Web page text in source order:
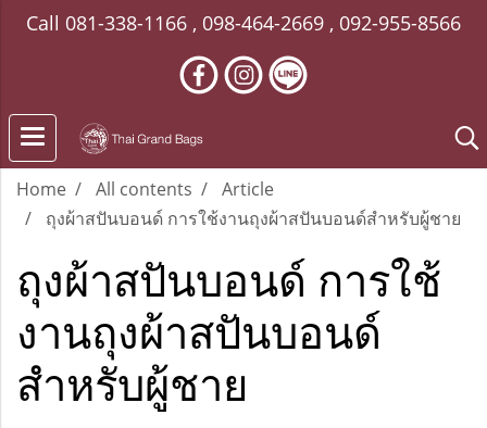
Call 081-338-1166 , 098-464-2669 , 092-955-8566
Home All contents
Article
ถุงผ้าสปันบอนด์ การใช้งานถุงผ้าสปันบอนด์สำหรับผู้ชาย
ถุงผ้าสปันบอนด์ การใช้
งานถุงผ้าสปันบอนด์
สำหรับผู้ชาย